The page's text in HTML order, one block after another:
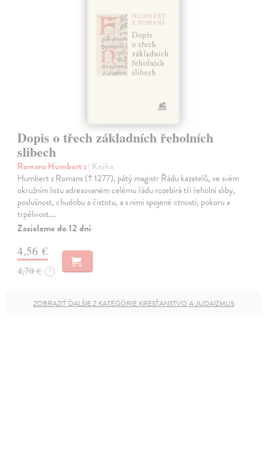
Dopis o třech základních řeholních
slibech
Romans Humbert z| Kniha
Humbert z Romans († 1277), pátý magistr Řádu kazatelů, ve svém
okružním listu adresovaném celému řádu rozebírá tři řeholní sliby,
poslušnost, chudobu a čistotu, a s nimi spojené ctnosti, pokoru a
trpělivost.…
Zasielame do 12 dní
4,56 €
4,70 € ?
ZOBRAZIŤ ĎALŠIE Z KATEGÓRIE KRESŤANSTVO A JUDAIZMUS